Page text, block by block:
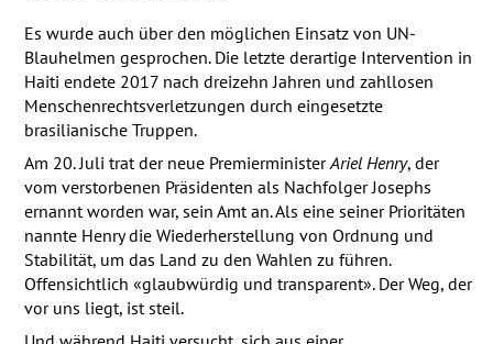
Es wurde auch über den möglichen Einsatz von UN-
Blauhelmen gesprochen. Die letzte derartige Intervention in
Haiti endete 2017 nach dreizehn Jahren und zahllosen
Menschenrechtsverletzungen durch eingesetzte
brasilianische Truppen.
Am 20. Juli trat der neue PremierministerAriel Henry, der
vom verstorbenen Präsidenten als Nachfolger Josephs
ernannt worden war, sein Amt an. Als eine seiner Prioritäten
nannte Henry die Wiederherstellung von Ordnung und
Stabilität, um das Land zu den Wahlen zu führen.
Offensichtlich «glaubwürdig und transparent». Der Weg, der
vor uns liegt, ist steil.